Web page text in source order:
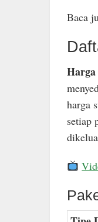
Baca
harga
setiap